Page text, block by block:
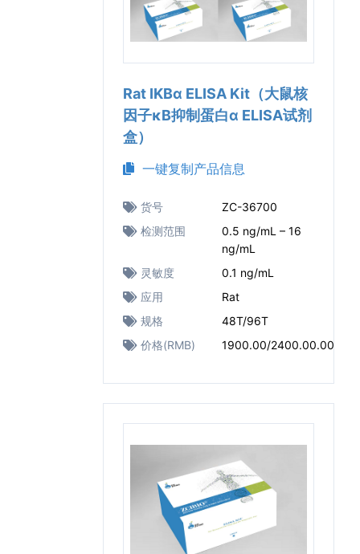
Rat IKBα ELISA Kit（大鼠核
因子κB抑制蛋白α ELISA试剂
盒）
一键复制产品信息
货号
ZC-36700
检测范围
0.5 ng/mL – 16
ng/mL
灵敏度
0.1 ng/mL
应用
Rat
规格
48T/96T
价格(RMB)
1900.00/2400.00.00